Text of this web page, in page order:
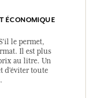
ÉCONOMIQUE
le permet,
Il est plus
au litre. Un
d’éviter toute